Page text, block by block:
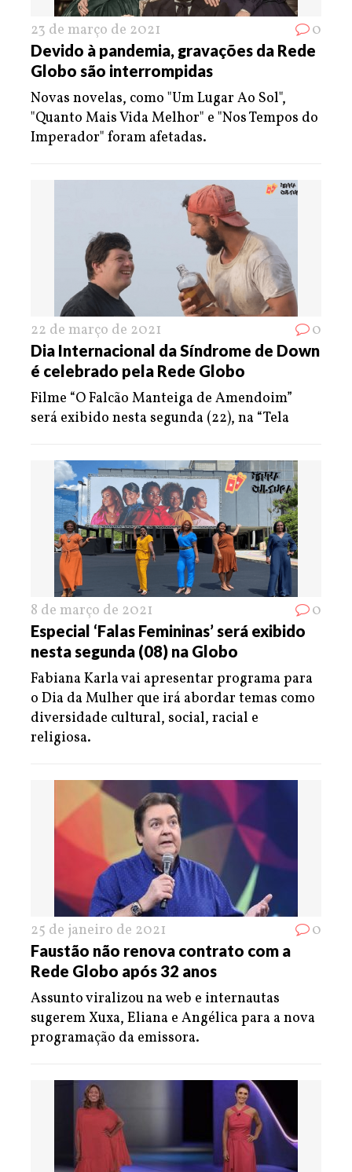
23 de março de 2021 0
Devido à pandemia, gravações da Rede
Globo são interrompidas
Novas novelas, como "Um Lugar Ao Sol",
"Quanto Mais Vida Melhor" e "Nos Tempos do
Imperador" foram afetadas.
22 de março de 2021 0
Dia Internacional da Síndrome de Down
é celebrado pela Rede Globo
Filme “O Falcão Manteiga de Amendoim”
será exibido nesta segunda (22), na “Tela
8 de março de 2021 0
Especial ‘Falas Femininas’ será exibido
nesta segunda (08) na Globo
Fabiana Karla vai apresentar programa para
o Dia da Mulher que irá abordar temas como
diversidade cultural, social, racial e
religiosa.
25 de janeiro de 2021 0
Faustão não renova contrato com a
Rede Globo após 32 anos
Assunto viralizou na web e internautas
sugerem Xuxa, Eliana e Angélica para a nova
programação da emissora.